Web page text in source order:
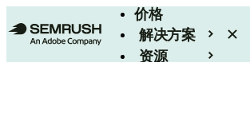
价格
解决方案
资源